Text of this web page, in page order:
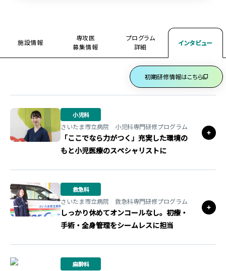
施設情報
専攻医
募集情報
プログラム
詳細
インタビュー
初期研修情報はこちら
小児科
さいたま市立病院 小児科専門研修プログラム
「ここでなら力がつく」充実した環境の
もと小児医療のスペシャリストに
救急科
さいたま市立病院 救急科専門研修プログラム
しっかり休めてオンコールなし。初療・
手術・全身管理をシームレスに担当
麻酔科